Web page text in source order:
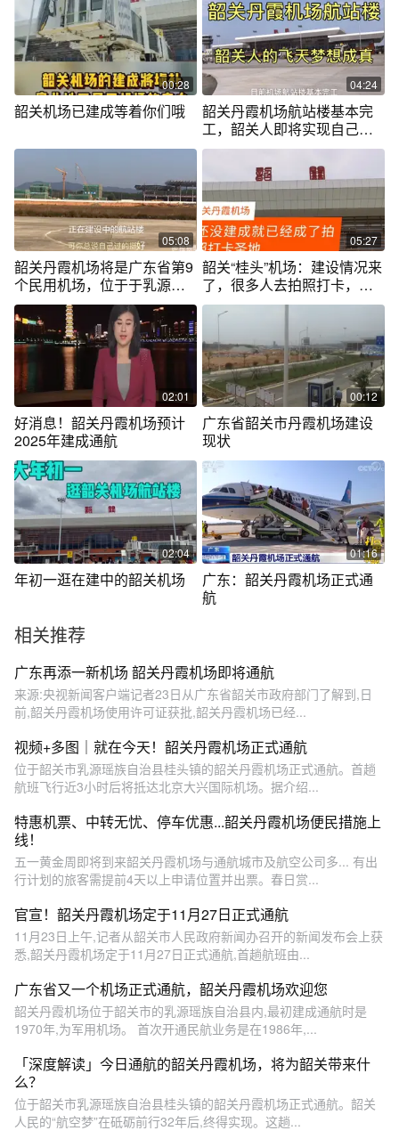
00:28
韶关机场已建成等着你们哦
04:24
韶关丹霞机场航站楼基本完
工，韶关人即将实现自己的
飞天梦想
05:08
韶关丹霞机场将是广东省第9
个民用机场，位于于乳源县
桂头镇
05:27
韶关“桂头”机场：建设情况来
了，很多人去拍照打卡，成
网红啦
02:01
好消息！韶关丹霞机场预计
2025年建成通航
00:12
广东省韶关市丹霞机场建设
现状
02:04
年初一逛在建中的韶关机场
01:16
广东：韶关丹霞机场正式通
航
相关推荐
广东再添一新机场 韶关丹霞机场即将通航
来源:央视新闻客户端记者23日从广东省韶关市政府部门了解到,日
前,韶关丹霞机场使用许可证获批,韶关丹霞机场已经...
视频+多图｜就在今天！韶关丹霞机场正式通航
位于韶关市乳源瑶族自治县桂头镇的韶关丹霞机场正式通航。首趟
航班飞行近3小时后将抵达北京大兴国际机场。据介绍...
特惠机票、中转无忧、停车优惠...韶关丹霞机场便民措施上
线！
五一黄金周即将到来韶关丹霞机场与通航城市及航空公司多... 有出
行计划的旅客需提前4天以上申请位置并出票。春日赏...
官宣！韶关丹霞机场定于11月27日正式通航
11月23日上午,记者从韶关市人民政府新闻办召开的新闻发布会上获
悉,韶关丹霞机场定于11月27日正式通航,首趟航班由...
广东省又一个机场正式通航，韶关丹霞机场欢迎您
韶关丹霞机场位于韶关市的乳源瑶族自治县内,最初建成通航时是
1970年,为军用机场。 首次开通民航业务是在1986年,...
「深度解读」今日通航的韶关丹霞机场，将为韶关带来什
么？
位于韶关市乳源瑶族自治县桂头镇的韶关丹霞机场正式通航。韶关
人民的“航空梦”在砥砺前行32年后,终得实现。这趟...